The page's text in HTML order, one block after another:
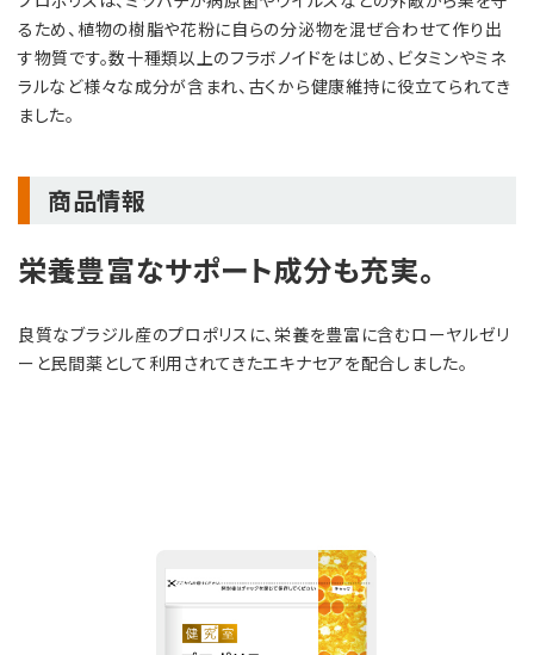
るため、植物の樹脂や花粉に自らの分泌物を混ぜ合わせて作り出
す物質です。数十種類以上のフラボノイドをはじめ、ビタミンやミネ
ラルなど様々な成分が含まれ、古くから健康維持に役立てられてき
ました。
商品情報
栄養豊富なサポート成分も充実。
良質なブラジル産のプロポリスに、栄養を豊富に含むローヤルゼリ
ーと民間薬として利用されてきたエキナセアを配合しました。